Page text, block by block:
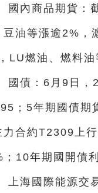
國內商品期貨：
豆油等漲逾2%，
LU燃油、燃料
國債：6月9日，
；5年期國債期
力合約T2309上
10年期國開債
上海國際能源交